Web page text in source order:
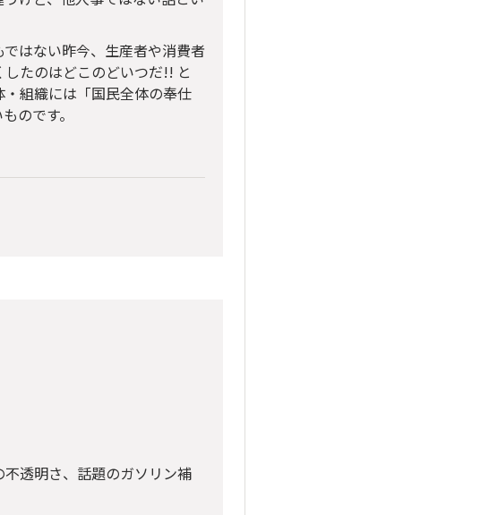
はない昨今、生産者や消費者
たのはどこのどいつだ!! と
組織には「国民全体の奉仕
のです。
透明さ、話題のガソリン補